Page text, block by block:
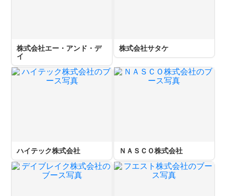
株式会社エー・アンド・デ
イ
株式会社サタケ
ハイテック株式会社 ＮＡＳＣＯ株式会社